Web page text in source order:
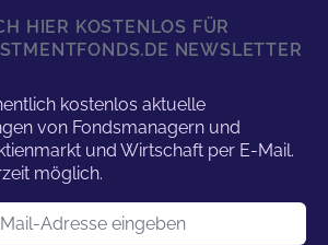
HIER KOSTENLOS FÜR
NEWSLETTER
kostenlos aktuelle
von Fondsmanagern und
und Wirtschaft per E-Mail.
möglich.